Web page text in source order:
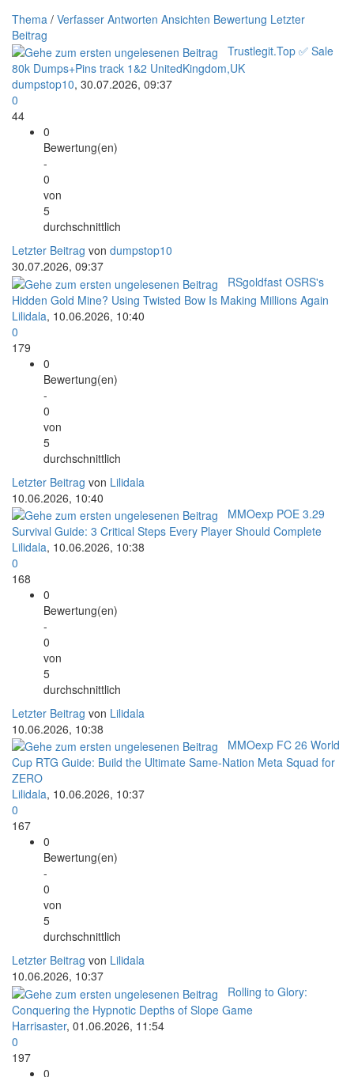
Thema / Verfasser Antworten Ansichten Bewertung Letzter
Beitrag
Trustlegit.Top ✅ Sale
80k Dumps+Pins track 1&2 UnitedKingdom,UK
dumpstop10, 30.07.2026, 09:37
0
44
0
Bewertung(en)
-
0
von
5
durchschnittlich
Letzter Beitrag von dumpstop10
30.07.2026, 09:37
RSgoldfast OSRS's
Hidden Gold Mine? Using Twisted Bow Is Making Millions Again
Lilidala, 10.06.2026, 10:40
0
179
0
Bewertung(en)
-
0
von
5
durchschnittlich
Letzter Beitrag von Lilidala
10.06.2026, 10:40
MMOexp POE 3.29
Survival Guide: 3 Critical Steps Every Player Should Complete
Lilidala, 10.06.2026, 10:38
0
168
0
Bewertung(en)
-
0
von
5
durchschnittlich
Letzter Beitrag von Lilidala
10.06.2026, 10:38
MMOexp FC 26 World
Cup RTG Guide: Build the Ultimate Same-Nation Meta Squad for
ZERO
Lilidala, 10.06.2026, 10:37
0
167
0
Bewertung(en)
-
0
von
5
durchschnittlich
Letzter Beitrag von Lilidala
10.06.2026, 10:37
Rolling to Glory:
Conquering the Hypnotic Depths of Slope Game
Harrisaster, 01.06.2026, 11:54
0
197
0